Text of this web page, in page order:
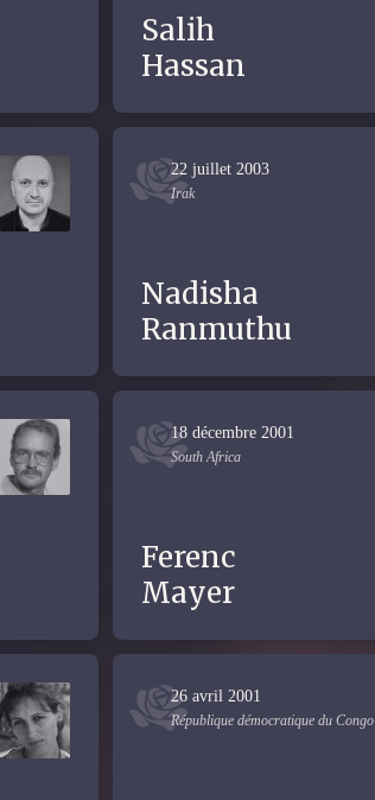
Salih
Hassan
22 juillet 2003
Irak
Nadisha
Ranmuthu
18 décembre 2001
South Africa
Ferenc
Mayer
26 avril 2001
République démocratique du Congo